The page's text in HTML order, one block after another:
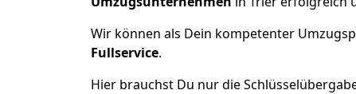
Wir können als Dein kompetenter
Fullservice.
Hier brauchst Du nur die